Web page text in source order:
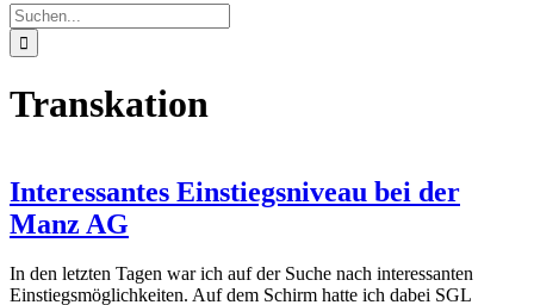
Suche
nach:
Transkation
Interessantes Einstiegsniveau bei der
Manz AG
In den letzten Tagen war ich auf der Suche nach interessanten
Einstiegsmöglichkeiten. Auf dem Schirm hatte ich dabei SGL